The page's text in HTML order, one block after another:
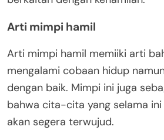
Arti mimpi hamil
Arti mimpi hamil memiiki arti
mengalami cobaan hidup
dengan baik. Mimpi ini juga
bahwa cita-cita yang selama ini
akan segera terwujud.